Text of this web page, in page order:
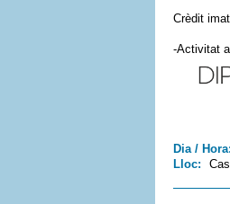
Crèdit
-Activitat
Dia / Hora:
Lloc: